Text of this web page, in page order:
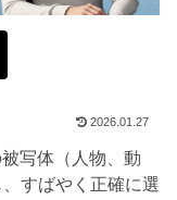
2026.01.27
写体（人物、動
すばやく正確に選